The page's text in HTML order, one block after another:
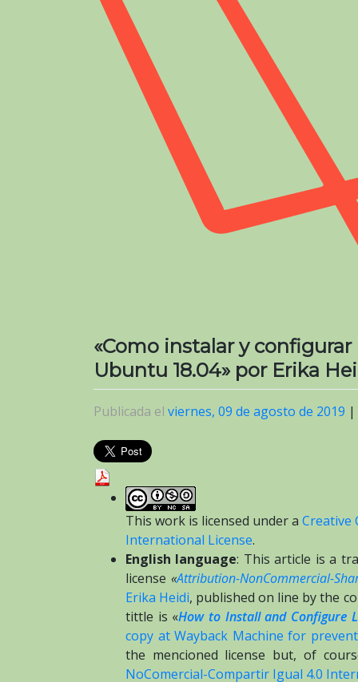
«Como instalar y
Ubuntu 18.04» por Erika
Publicada el viernes, 09 de agosto de 2019 |
This work is licensed under a Creative
International License.
English language: This article is a
license «Attribution-NonCommercial-
Erika Heidi, published on line by the
tittle is «How to Install and Configure
copy at Wayback Machine for
the mencioned license but, of
NoComercial-Compartir Igual 4.0